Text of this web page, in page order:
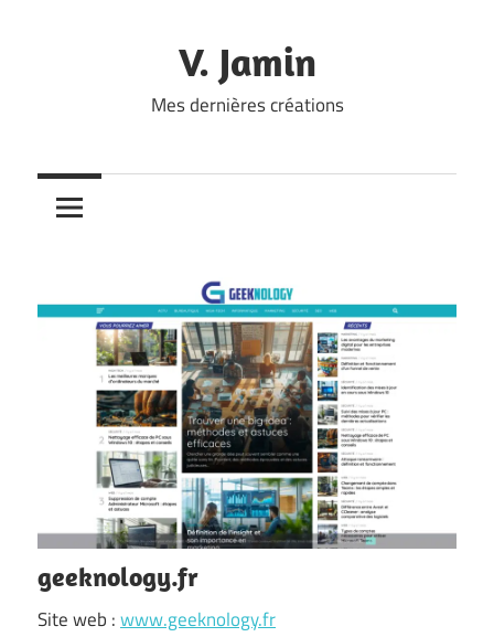
V. Jamin
Mes dernières créations
geeknology.fr
Site web :www.geeknology.fr